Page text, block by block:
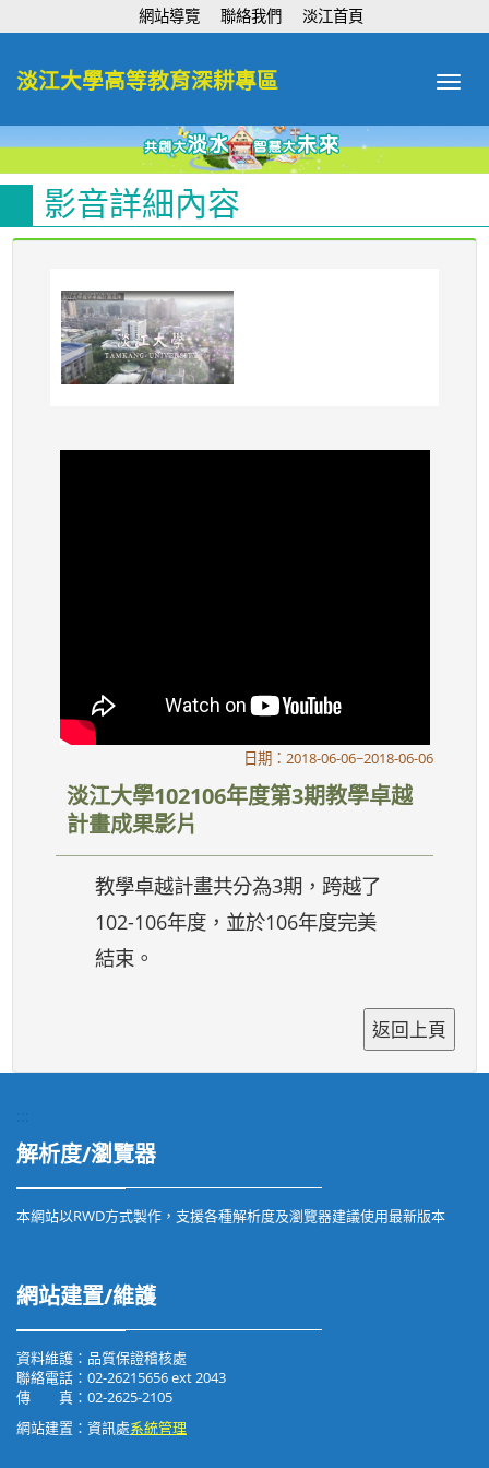
網站導覽 聯絡我們 淡江首頁
Toggle
淡江大學高等教育深耕專區
影音詳細內容
日期：2018-06-06~2018-06-06
淡江大學102106年度第3期教學卓越
計畫成果影片
教學卓越計畫共分為3期，跨越了
102-106年度，並於106年度完美
結束。
解析度/瀏覽器
本網站以RWD方式製作，支援各種解析度及瀏覽器建議使用最新版本
網站建置/維護
資料維護：品質保證稽核處
聯絡電話：02-26215656 ext 2043
傳 真：02-2625-2105
網站建置：資訊處系統管理